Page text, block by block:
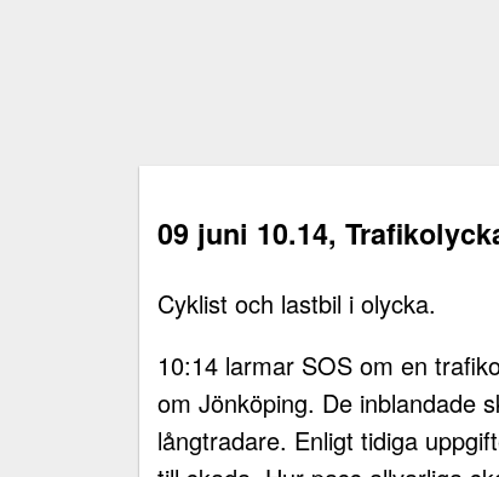
09 juni 10.14,
Cyklist och lastbil i olycka.
10:14 larmar SOS om en
om Jönköping. De inblandade
långtradare. Enligt tidiga